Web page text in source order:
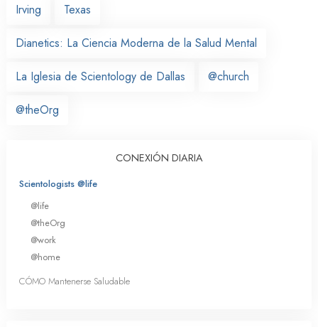
Irving
Texas
Dianetics: La Ciencia Moderna de la Salud Mental
La Iglesia de Scientology de Dallas @church
@theOrg
CONEXIÓN DIARIA
Scientologists @life
@life
@theOrg
@work
@home
CÓMO Mantenerse Saludable